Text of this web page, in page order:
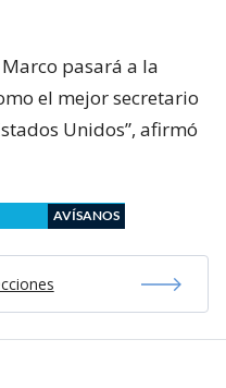
pasará a la
el mejor secretario
Unidos”, afirmó
AVÍSANOS